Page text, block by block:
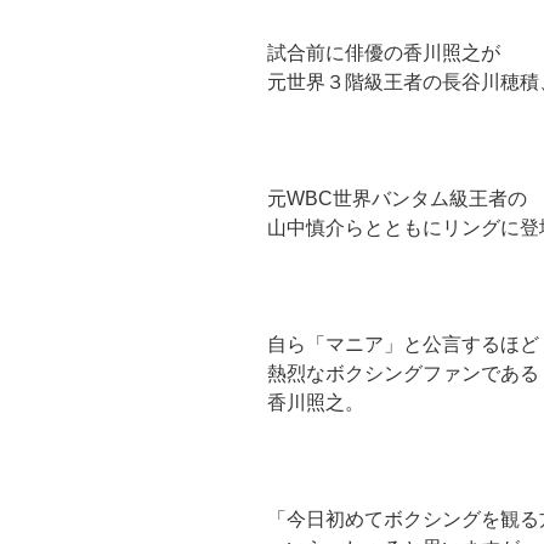
試合前に俳優の香川照之が
元世界３階級王者の長谷川穂積
元WBC世界バンタム級王者の
山中慎介らとともにリングに登
自ら「マニア」と公言するほど
熱烈なボクシングファンである
香川照之。
「今日初めてボクシングを観る